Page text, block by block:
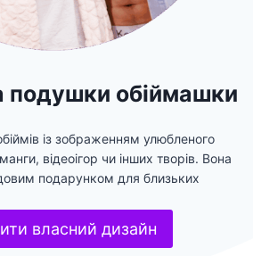
подушки обіймашки
із зображенням улюбленого
відеоігор чи інших творів. Вона
подарунком для близьких
власний дизайн